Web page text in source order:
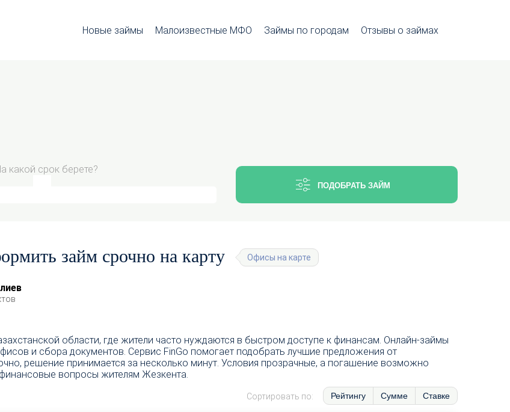
Новые займы Малоизвестные МФО Займы по городам Отзывы о займах
какой срок берете?
ПОДОБРАТЬ ЗАЙМ
займ срочно на карту Офисы на карте
области, где жители часто нуждаются в быстром доступе к финансам. Онлайн-займы
и сбора документов. Сервис FinGo помогает подобрать лучшие предложения от
решение принимается за несколько минут. Условия прозрачные, а погашение возможно
вопросы жителям Жезкента.
Сортировать по: Рейтингу Сумме Ставке